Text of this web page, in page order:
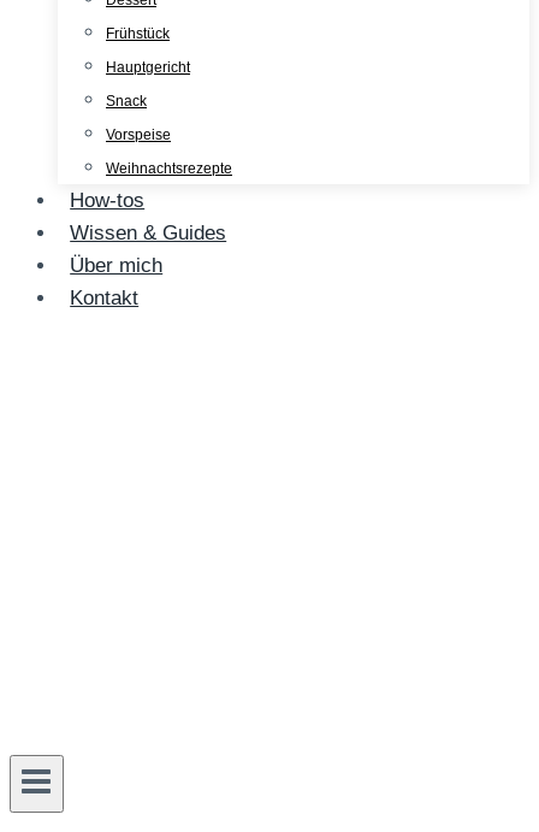
Frühstück
Hauptgericht
Snack
Vorspeise
Weihnachtsrezepte
How-tos
Wissen & Guides
Über mich
Kontakt